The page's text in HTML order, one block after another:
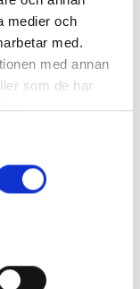
medier och
med.
med annan
som de har